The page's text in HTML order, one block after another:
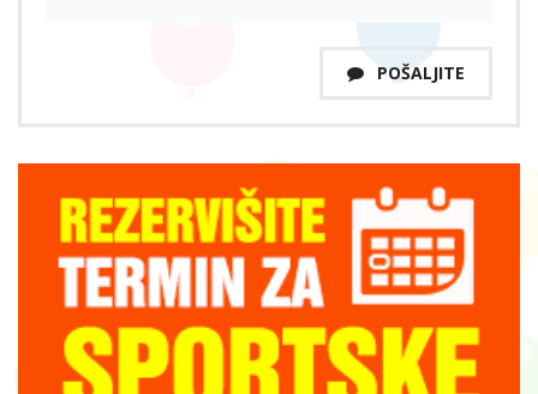
POŠALJITE